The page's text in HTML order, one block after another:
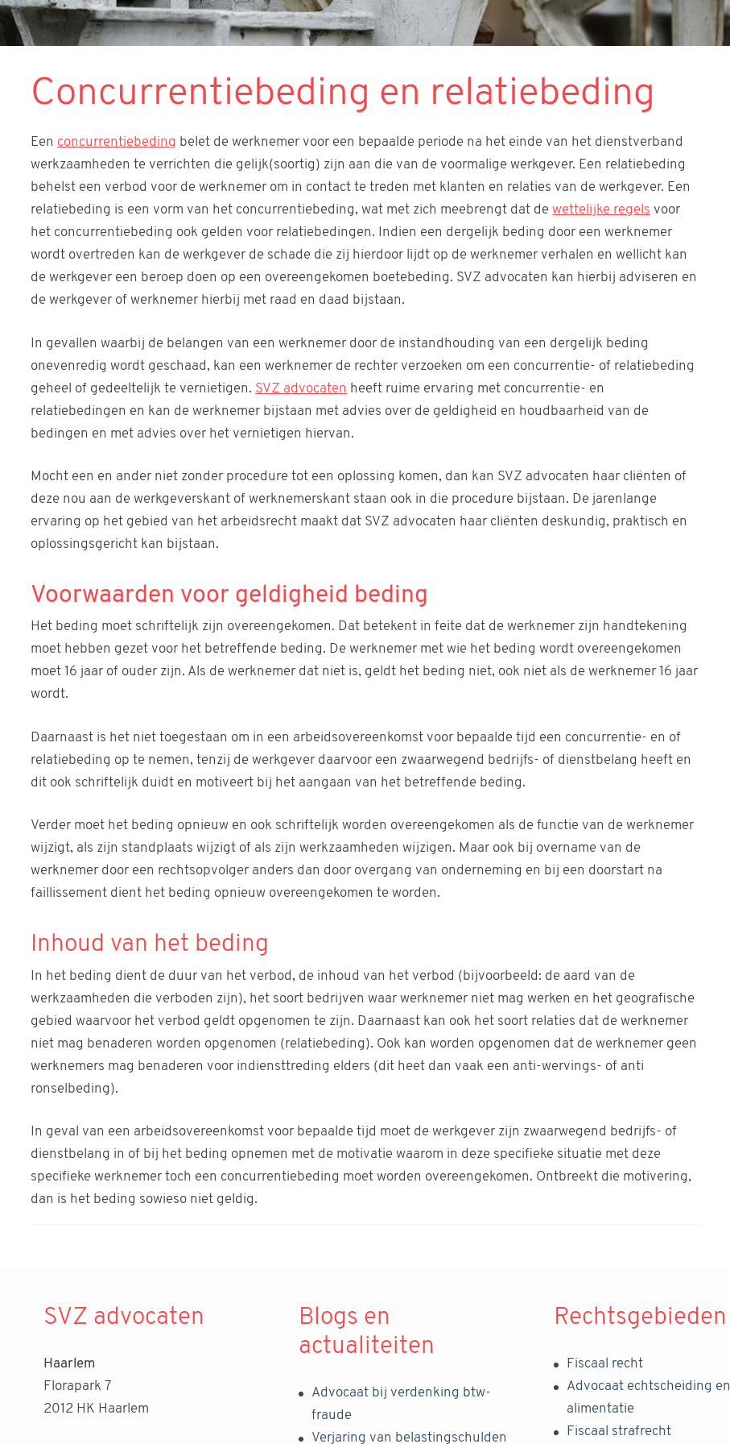
Concurrentiebeding en relatiebeding
Een concurrentiebeding belet de werknemer voor een bepaalde periode na het einde van het dienstverband
werkzaamheden te verrichten die gelijk(soortig) zijn aan die van de voormalige werkgever. Een relatiebeding
behelst een verbod voor de werknemer om in contact te treden met klanten en relaties van de werkgever. Een
relatiebeding is een vorm van het concurrentiebeding, wat met zich meebrengt dat de wettelijke regels voor
het concurrentiebeding ook gelden voor relatiebedingen. Indien een dergelijk beding door een werknemer
wordt overtreden kan de werkgever de schade die zij hierdoor lijdt op de werknemer verhalen en wellicht kan
de werkgever een beroep doen op een overeengekomen boetebeding. SVZ advocaten kan hierbij adviseren en
de werkgever of werknemer hierbij met raad en daad bijstaan.
In gevallen waarbij de belangen van een werknemer door de instandhouding van een dergelijk beding
onevenredig wordt geschaad, kan een werknemer de rechter verzoeken om een concurrentie- of relatiebeding
geheel of gedeeltelijk te vernietigen. SVZ advocaten heeft ruime ervaring met concurrentie- en
relatiebedingen en kan de werknemer bijstaan met advies over de geldigheid en houdbaarheid van de
bedingen en met advies over het vernietigen hiervan.
Mocht een en ander niet zonder procedure tot een oplossing komen, dan kan SVZ advocaten haar cliënten of
deze nou aan de werkgeverskant of werknemerskant staan ook in die procedure bijstaan. De jarenlange
ervaring op het gebied van het arbeidsrecht maakt dat SVZ advocaten haar cliënten deskundig, praktisch en
oplossingsgericht kan bijstaan.
Voorwaarden voor geldigheid beding
Het beding moet schriftelijk zijn overeengekomen. Dat betekent in feite dat de werknemer zijn handtekening
moet hebben gezet voor het betreffende beding. De werknemer met wie het beding wordt overeengekomen
moet 16 jaar of ouder zijn. Als de werknemer dat niet is, geldt het beding niet, ook niet als de werknemer 16 jaar
wordt.
Daarnaast is het niet toegestaan om in een arbeidsovereenkomst voor bepaalde tijd een concurrentie- en of
relatiebeding op te nemen, tenzij de werkgever daarvoor een zwaarwegend bedrijfs- of dienstbelang heeft en
dit ook schriftelijk duidt en motiveert bij het aangaan van het betreffende beding.
Verder moet het beding opnieuw en ook schriftelijk worden overeengekomen als de functie van de werknemer
wijzigt, als zijn standplaats wijzigt of als zijn werkzaamheden wijzigen. Maar ook bij overname van de
werknemer door een rechtsopvolger anders dan door overgang van onderneming en bij een doorstart na
faillissement dient het beding opnieuw overeengekomen te worden.
Inhoud van het beding
In het beding dient de duur van het verbod, de inhoud van het verbod (bijvoorbeeld: de aard van de
werkzaamheden die verboden zijn), het soort bedrijven waar werknemer niet mag werken en het geografische
gebied waarvoor het verbod geldt opgenomen te zijn. Daarnaast kan ook het soort relaties dat de werknemer
niet mag benaderen worden opgenomen (relatiebeding). Ook kan worden opgenomen dat de werknemer geen
werknemers mag benaderen voor indiensttreding elders (dit heet dan vaak een anti-wervings- of anti
ronselbeding).
In geval van een arbeidsovereenkomst voor bepaalde tijd moet de werkgever zijn zwaarwegend bedrijfs- of
dienstbelang in of bij het beding opnemen met de motivatie waarom in deze specifieke situatie met deze
specifieke werknemer toch een concurrentiebeding moet worden overeengekomen. Ontbreekt die motivering,
dan is het beding sowieso niet geldig.
SVZ advocaten
Haarlem
Florapark 7
2012 HK Haarlem
Blogs en
actualiteiten
Advocaat bij verdenking btw-
fraude
Verjaring van belastingschulden
Rechtsgebieden
Fiscaal recht
Advocaat echtscheiding en
alimentatie
Fiscaal strafrecht